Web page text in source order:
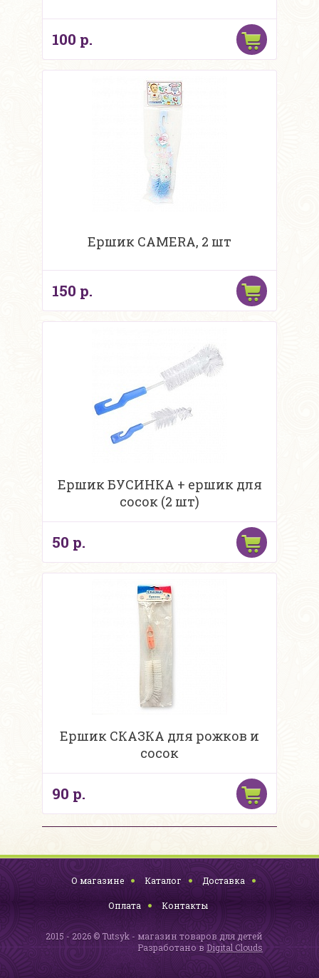
100 р.
Ершик CAMERA, 2 шт
150 р.
Ершик БУСИНКА + ершик для
сосок (2 шт)
50 р.
Ершик СКАЗКА для рожков и
сосок
90 р.
О магазине Каталог Доставка
Оплата Контакты
2015 - 2026 © Tutsyk - магазин товаров для детей
Разработано в Digital Clouds